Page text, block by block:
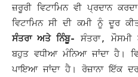
ਜ਼ਰੂਰੀ ਵਿਟਾਮਿਨ ਵੀ ਪ੍ਰਦਾਨ
ਵਿਟਾਮਿਨ ਸੀ ਦੀ ਕਮੀ ਨੂੰ ਦੂਰ
ਸੰਤਰਾ ਅਤੇ ਨਿੰਬੂ-
ਸੰਤਰਾ, ਮੌਸਮੀ
ਬਹੁਤ ਵਧੀਆ ਮੰਨਿਆ ਜਾਂਦਾ ਹੈ।
ਪਾਇਆ ਜਾਂਦਾ ਹੈ। ਰੋਜ਼ਾਨਾ ਇੱਕ